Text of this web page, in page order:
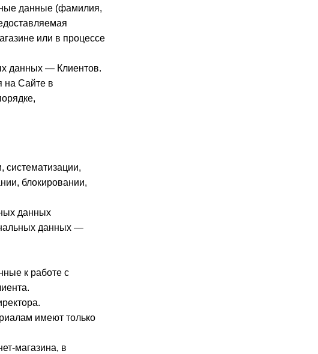
данные (фамилия,
или в процессе
данных — Клиентов.
на Сайте в
систематизации,
блокировании,
данных
данных —
к работе с
имеют только
магазина, в